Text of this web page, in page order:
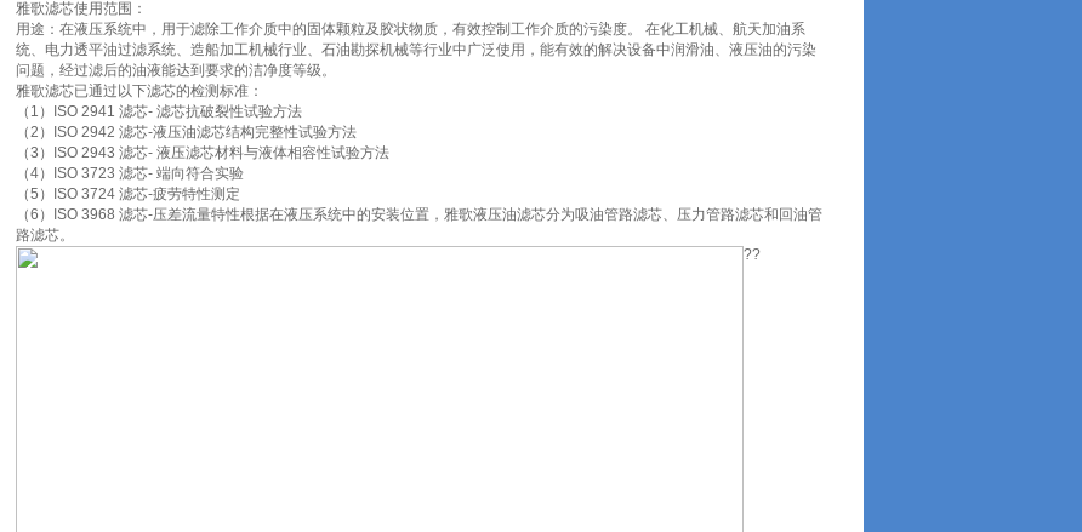
雅歌滤芯使用范围：
用途：在液压系统中，用于滤除工作介质中的固体颗粒及胶状物质，有效控制工作介质的污染度。 在化工机械、航天加油系
统、电力透平油过滤系统、造船加工机械行业、石油勘探机械等行业中广泛使用，能有效的解决设备中润滑油、液压油的污染
问题，经过滤后的油液能达到要求的洁净度等级。
雅歌滤芯已通过以下滤芯的检测标准：
（1）ISO 2941 滤芯- 滤芯抗破裂性试验方法
（2）ISO 2942 滤芯-液压油滤芯结构完整性试验方法
（3）ISO 2943 滤芯- 液压滤芯材料与液体相容性试验方法
（4）ISO 3723 滤芯- 端向符合实验
（5）ISO 3724 滤芯-疲劳特性测定
（6）ISO 3968 滤芯-压差流量特性根据在液压系统中的安装位置，雅歌液压油滤芯分为吸油管路滤芯、压力管路滤芯和回油管
路滤芯。
??